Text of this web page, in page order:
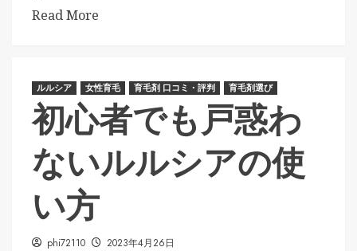
Read More
ルルシア 女性育毛 育毛剤 口コミ・評判 育毛剤選び
初心者でも戸惑わ
ないルルシアの使
い方
phi72110 2023年4月26日